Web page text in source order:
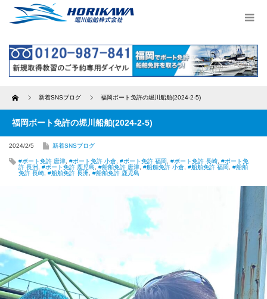
Home 新着SNSブログ 福岡ボート免許の堀川船舶(2024-2-5)
福岡ボート免許の堀川船舶(2024-2-5)
2024/2/5 新着SNSブログ
#ボート免許 唐津 #ボート免許 小倉 #ボート免許 福岡 #ボート免許 長崎 #ボート免
許 長洲
#ボート免許 鹿児島 #船舶免許 唐津 #船舶免許 小倉 #船舶免許 福岡
#船舶
免許 長崎 #船舶免許 長洲 #船舶免許 鹿児島